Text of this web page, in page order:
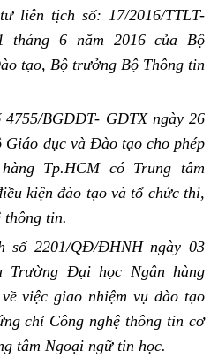
liên tịch số: 17/2016/TTLT-
tháng 6 năm 2016 của Bộ
tạo, Bộ trưởng Bộ Thông tin
BGDĐT- GDTX ngày 26
Giáo dục và Đào tạo cho phép
Tp.HCM có Trung tâm
kiện đào tạo và tổ chức thi,
thông tin.
2201/QĐ/ĐHNH ngày 03
Trường Đại học Ngân hàng
việc giao nhiệm vụ đào tạo
chỉ Công nghệ thông tin cơ
tâm Ngoại ngữ tin học.